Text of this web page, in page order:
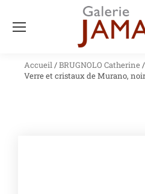
Accueil/BRUGNOLO Catherine
Verre et cristaux de Murano,